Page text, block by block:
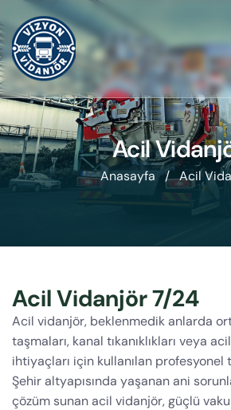
Acil
Anasayfa / Acil
Acil Vidanjör 7/24
Acil vidanjör, beklenmedik anlarda
taşmaları, kanal tıkanıklıkları veya
ihtiyaçları için kullanılan profesyonel
Şehir altyapısında yaşanan ani
çözüm sunan acil vidanjör, güçlü